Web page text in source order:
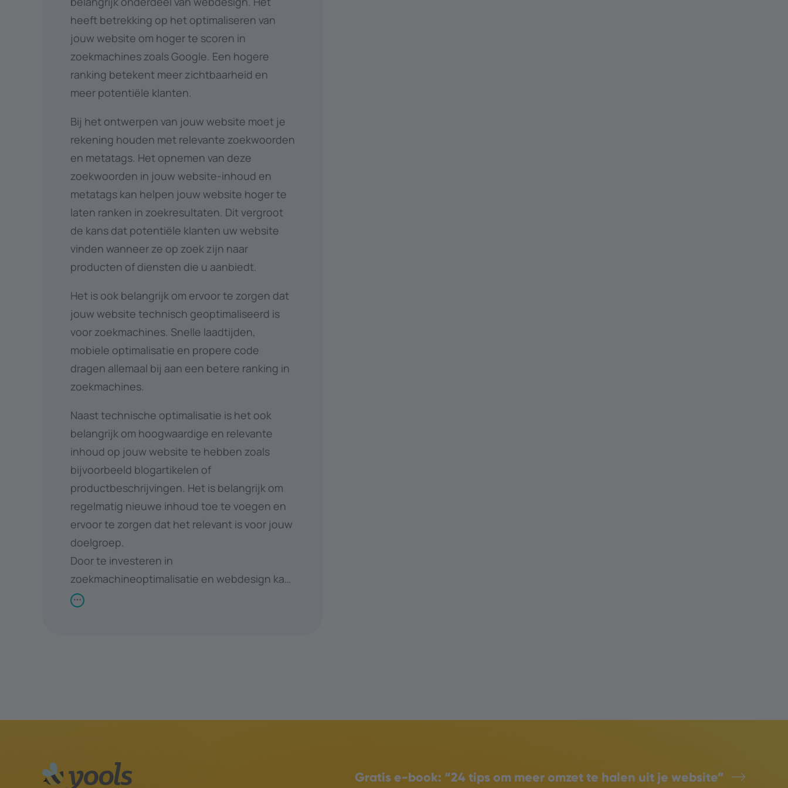
heeft betrekking op het optimaliseren van
jouw website om hoger te scoren in
zoekmachines zoals Google. Een hogere
ranking betekent meer zichtbaarheid en
meer potentiële klanten.
Bij het ontwerpen van jouw website moet je
rekening houden met relevante zoekwoorden
en metatags. Het opnemen van deze
zoekwoorden in jouw website-inhoud en
metatags kan helpen jouw website hoger te
laten ranken in zoekresultaten. Dit vergroot
de kans dat potentiële klanten uw website
vinden wanneer ze op zoek zijn naar
producten of diensten die u aanbiedt.
Het is ook belangrijk om ervoor te zorgen dat
jouw website technisch geoptimaliseerd is
voor zoekmachines. Snelle laadtijden,
mobiele optimalisatie en propere code
dragen allemaal bij aan een betere ranking in
zoekmachines.
Naast technische optimalisatie is het ook
belangrijk om hoogwaardige en relevante
inhoud op jouw website te hebben zoals
bijvoorbeeld blogartikelen of
productbeschrijvingen. Het is belangrijk om
regelmatig nieuwe inhoud toe te voegen en
ervoor te zorgen dat het relevant is voor jouw
doelgroep.
Door te investeren in
zoekmachineoptimalisatie en webdesign kan
je jouw online aanwezigheid vergroten en
Gratis e-book: “24 tips om meer omzet te halen uit je website”